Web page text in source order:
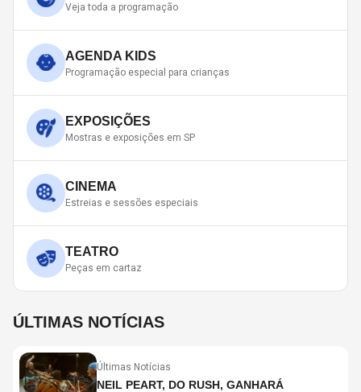
Veja toda a programação
AGENDA KIDS
Programação especial para crianças
EXPOSIÇÕES
Mostras e exposições em SP
CINEMA
Estreias e sessões especiais
TEATRO
Peças em cartaz
ÚLTIMAS NOTÍCIAS
Últimas Notícias
NEIL PEART, DO RUSH, GANHARÁ